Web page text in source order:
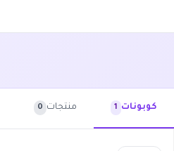
كوبونات 1 منتجات 0